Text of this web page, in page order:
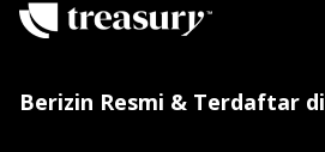
Berizin Resmi & Terdaftar di